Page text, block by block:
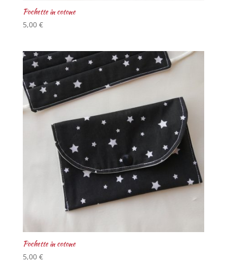
Pochette in cotone
5,00 €
Pochette in cotone
5,00 €